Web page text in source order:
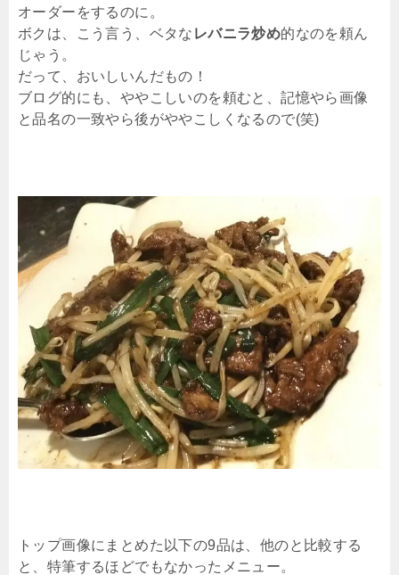
オーダーをするのに。
ボクは、こう言う、ベタな レバニラ炒め的なのを頼ん
じゃう。
だって、おいしいんだもの！
ブログ的にも、ややこしいのを頼むと、記憶やら画像
と品名の一致やら後がややこしくなるので(笑)
トップ画像にまとめた以下の9品は、他のと比較する
と、特筆するほどでもなかったメニュー。